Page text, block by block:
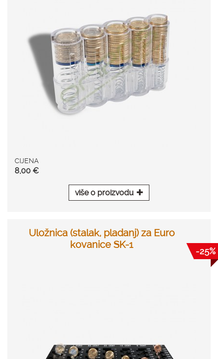
CIJENA
8,00 €
više o proizvodu
Uložnica (stalak, pladanj) za Euro
kovanice SK-1
-25%